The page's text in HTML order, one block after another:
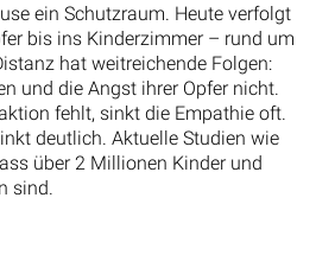
ein Schutzraum. Heute verfolgt
bis ins Kinderzimmer – rund um
hat weitreichende Folgen:
und die Angst ihrer Opfer nicht.
fehlt, sinkt die Empathie oft.
deutlich. Aktuelle Studien wie
über 2 Millionen Kinder und
sind.